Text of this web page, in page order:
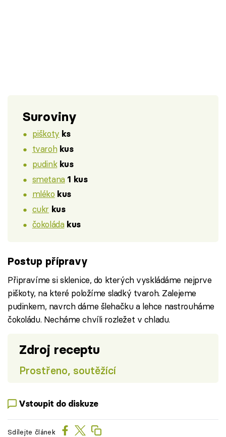
Suroviny
piškoty ks
tvaroh kus
pudink kus
smetana 1 kus
mléko kus
cukr kus
čokoláda kus
Postup přípravy
Připravíme si sklenice, do kterých vyskládáme nejprve
piškoty, na které položíme sladký tvaroh. Zalejeme
pudinkem, navrch dáme šlehačku a lehce nastrouháme
čokoládu. Necháme chvíli rozležet v chladu.
Zdroj receptu
Prostřeno, soutěžící
Vstoupit do diskuze
Sdílejte článek